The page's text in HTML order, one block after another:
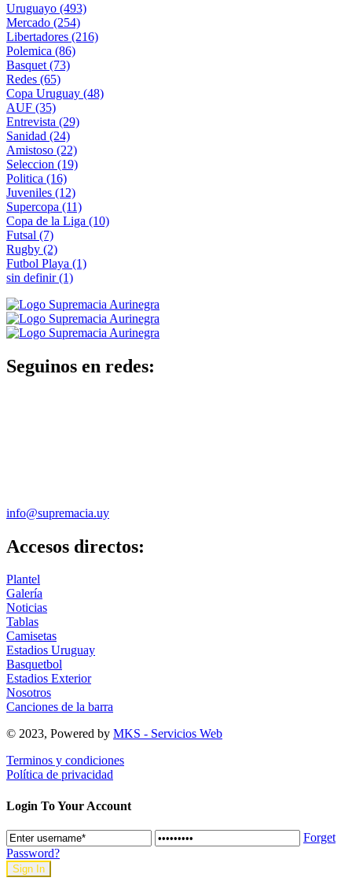
Uruguayo (493)
Mercado (254)
Libertadores (216)
Polemica (86)
Basquet (73)
Redes (65)
Copa Uruguay (48)
AUF (35)
Entrevista (29)
Sanidad (24)
Amistoso (22)
Seleccion (19)
Politica (16)
Juveniles (12)
Supercopa (11)
Copa de la Liga (10)
Futsal (7)
Rugby (2)
Futbol Playa (1)
sin definir(1)
Seguinos en redes:
info@supremacia.uy
Accesos directos:
Plantel
Galería
Noticias
Tablas
Camisetas
Estadios Uruguay
Basquetbol
Estadios Exterior
Nosotros
Canciones de la barra
© 2023, Powered by MKS - Servicios Web
Terminos y condiciones
Política de privacidad
Login To Your Account
Forget
Password?